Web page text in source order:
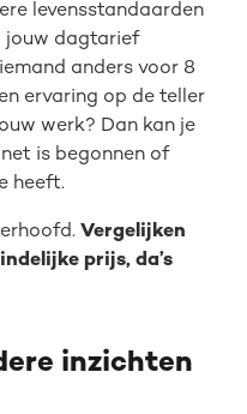
levensstandaarden
jouw dagtarief
anders voor 8
ervaring op de teller
werk? Dan kan je
is begonnen of
heeft.
Vergelijken
prijs, da’s
inzichten